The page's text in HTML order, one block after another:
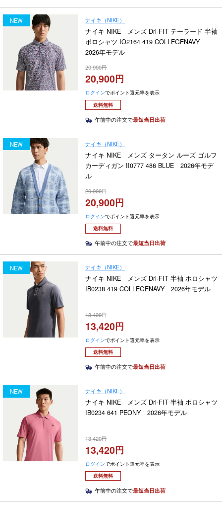
NEW ナイキ（NIKE）
ナイキ NIKE メンズ Dri-FIT テーラード 半袖
ポロシャツ IO2164 419 COLLEGENAVY
2026年モデル
20,900
20,900
ログインでポイント還元率を表示
送料無料
午前中の注文で最短当日出荷
NEW ナイキ（NIKE）
ナイキ NIKE メンズ タータン ルーズ ゴルフ
カーディガン II0777 486 BLUE 2026年モデ
ル
20,900
20,900
ログインでポイント還元率を表示
送料無料
午前中の注文で最短当日出荷
NEW ナイキ（NIKE）
ナイキ NIKE メンズ Dri-FIT 半袖 ポロシャツ
IB0238 419 COLLEGENAVY 2026年モデル
13,420
13,420
ログインでポイント還元率を表示
送料無料
午前中の注文で最短当日出荷
NEW ナイキ（NIKE）
ナイキ NIKE メンズ Dri-FIT 半袖 ポロシャツ
IB0234 641 PEONY 2026年モデル
13,420
13,420
ログインでポイント還元率を表示
送料無料
午前中の注文で最短当日出荷